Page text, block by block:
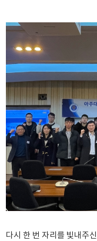
다시 한 번 자리를 빛내주